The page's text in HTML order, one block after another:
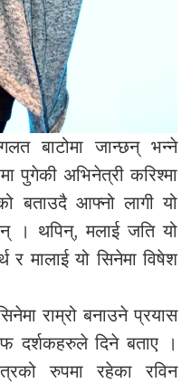
बाटोमा जान्छन् भन्ने
पुगेकी अभिनेत्री करिश्मा
बताउदै आफ्नो लागी यो
। थपिन्, मलाई जति यो
र मालाई यो सिनेमा विषेश
राम्रो बनाउने प्रयास
दर्शकहरुले दिने बताए ।
रुपमा रहेका रविन